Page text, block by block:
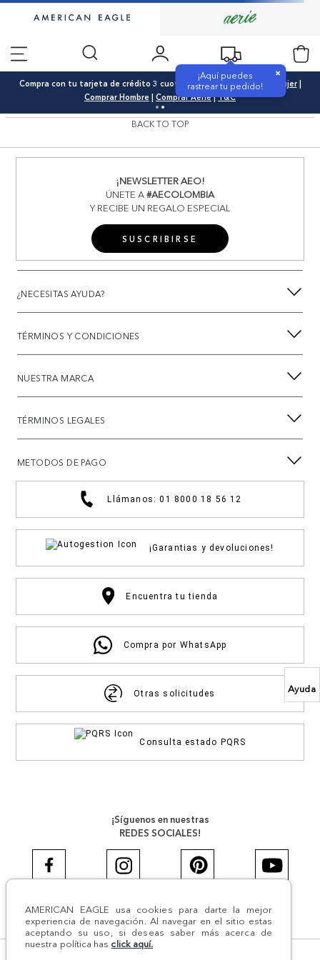
Ayuda
AMERICAN EAGLE usa cookies para darte la mejor
experiencia de navegación. Al navegar en el sitio estas
aceptando su uso, si deseas saber más acerca de
nuestra política has click aquí.
¡Aquí puedes
rastrear tu pedido!
×
Compra con tu tarjeta de crédito 3 cuotas 0% interés |Comprar Mujer|
Comprar Hombre | Comprar Aerie|T&C
BACK TO TOP
¡NEWSLETTER AEO!
ÚNETE A#AECOLOMBIA
Y RECIBE UN REGALO ESPECIAL
SUSCRIBIRSE
¿NECESITAS AYUDA?
TÉRMINOS Y CONDICIONES
NUESTRA MARCA
TÉRMINOS LEGALES
METODOS DE PAGO
Llámanos: 01 8000 18 56 12
¡Garantias y devoluciones!
Encuentra tu tienda
Compra por WhatsApp
Otras solicitudes
Consulta estado PQRS
¡Síguenos en nuestras
REDES SOCIALES!
#AEJEANS #AerieREALCOL